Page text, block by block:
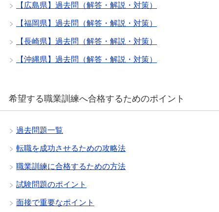
【広島県】過去問（解答・解説・対策）
【福岡県】過去問（解答・解説・対策）
【長崎県】過去問（解答・解説・対策）
【沖縄県】過去問（解答・解説・対策）
希望する職業訓練へ合格するためのポイント
過去問題一覧
転職を成功させるための攻略法
職業訓練に合格するための方法
試験問題のポイント
面接で重要なポイント